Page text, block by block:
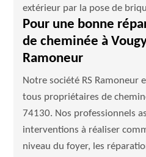
extérieur par la pose de
Pour une bonne
de cheminée à
Ramoneur
Notre société RS Ramoneur
tous propriétaires de
74130. Nos professionnels
interventions à réaliser
niveau du foyer, les